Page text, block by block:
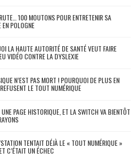
100 MOUTONS POUR ENTRETENIR SA
POLOGNE
LA HAUTE AUTORITÉ DE SANTÉ VEUT FAIRE
VIDÉO CONTRE LA DYSLEXIE
N’EST PAS MORT ! POURQUOI DE PLUS EN
LE TOUT NUMÉRIQUE
PAGE HISTORIQUE, ET LA SWITCH VA BIENTÔT
TENTAIT DÉJÀ LE « TOUT NUMÉRIQUE »
C’ÉTAIT UN ÉCHEC